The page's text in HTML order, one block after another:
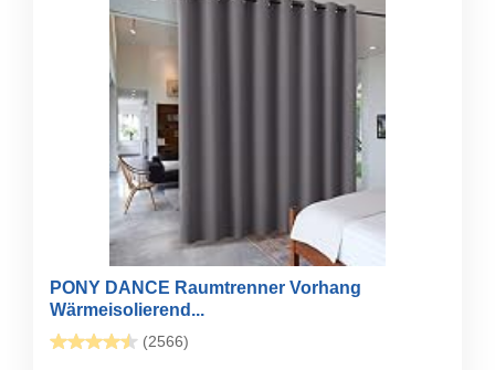
PONY DANCE Raumtrenner Vorhang
Wärmeisolierend...
(2566)